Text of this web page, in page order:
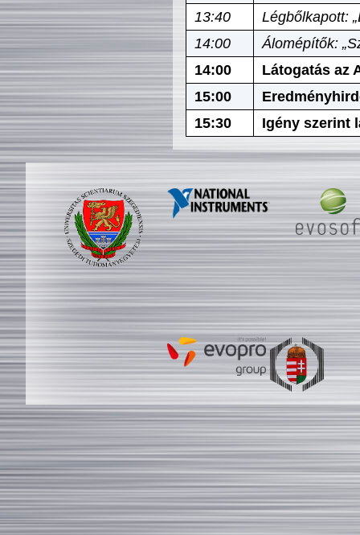
13:40
Légbőlkapott:
14:00
Álomépítők:
14:00
Látogatás az
15:00
15:30
Igény szerint